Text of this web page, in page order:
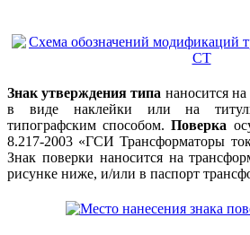
Знак утверждения типа наносится
в виде наклейки или на
типографским способом.Поверка
8.217-2003 «ГСИ Трансформаторы
Знак поверки наносится на
рисунке ниже, и/или в паспорт